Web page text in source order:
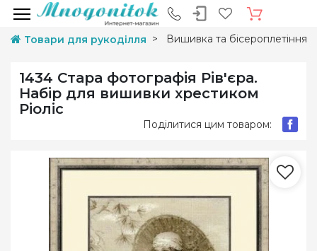
Товари для рукоділля Вишивка та бісероплетіння
1434 Стара фотографія Рів'єра.
Набір для вишивки хрестиком
Ріоліс
Поділитися цим товаром: